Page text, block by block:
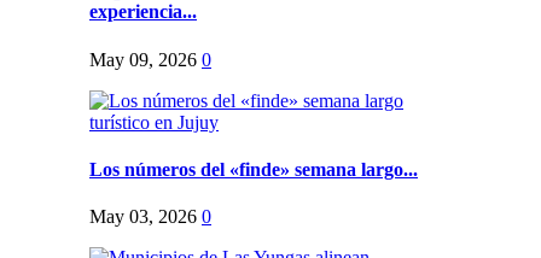
experiencia...
May 09, 2026 0
Los números del «finde» semana largo...
May 03, 2026 0